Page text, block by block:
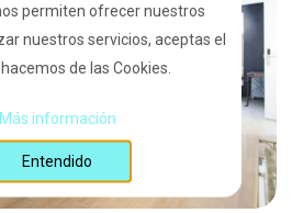
permiten ofrecer nuestros
nuestros servicios, aceptas el
de las Cookies.
Más información
Entendido